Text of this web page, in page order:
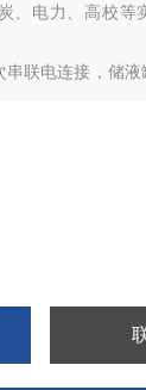
、电力、高校等
联电连接，储
液口连通，*个电